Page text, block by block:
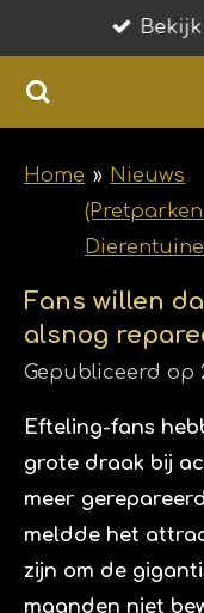
direct
naar
de
hoofdinhoud
Home » Nieuws
Fans willen
alsnog
Gepubliceerd op
Efteling-fans
grote draak bij
meer
meldde het
zijn om de
maanden niet